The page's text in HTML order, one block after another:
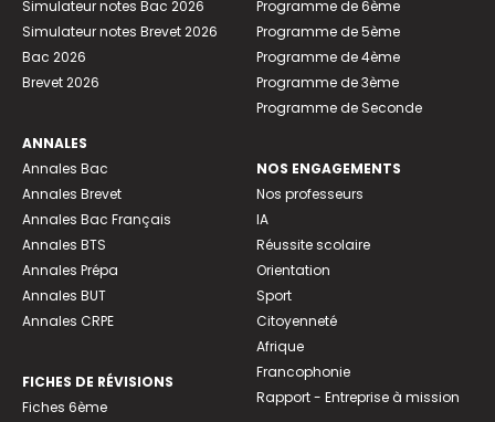
Simulateur notes Bac 2026
Simulateur notes Brevet 2026
Bac 2026
Brevet 2026
ANNALES
Annales Bac
Annales Brevet
Annales Bac Français
Annales BTS
Annales Prépa
Annales BUT
Annales CRPE
FICHES DE RÉVISIONS
Fiches 6ème
Programme de 6ème
Programme de 5ème
Programme de 4ème
Programme de 3ème
Programme de Seconde
NOS ENGAGEMENTS
Nos professeurs
IA
Réussite scolaire
Orientation
Sport
Citoyenneté
Afrique
Francophonie
Rapport - Entreprise à mission